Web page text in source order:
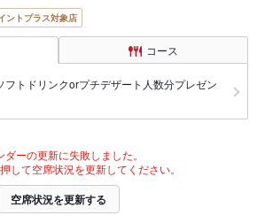
ントプラス対象店
コース
フトドリンクorプチデザート人数分プレゼン
ダーの更新に失敗しました。
して空席状況を更新してください。
空席状況を更新する